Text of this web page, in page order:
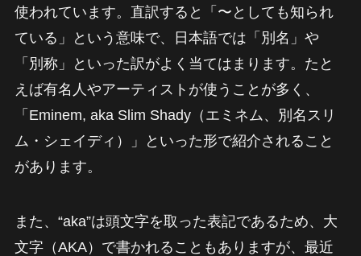
使われています。直訳すると「〜としても知られ
ている」という意味で、日本語では「別名」や
「別称」といった訳がよく当てはまります。たと
えば有名人やアーティストが使うことが多く、
「Eminem, aka Slim Shady（エミネム、別名スリ
ム・シェイディ）」といった形で紹介されること
があります。
また、“aka”は頭文字を取った表記であるため、大
文字（AKA）で書かれることもありますが、最近